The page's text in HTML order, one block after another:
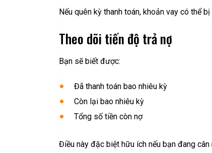
Nếu quên kỳ thanh toán, khoản vay có thể
Theo dõi tiến độ trả nợ
Bạn sẽ biết được:
Đã thanh toán bao nhiêu kỳ
Còn lại bao nhiêu kỳ
Tổng số tiền còn nợ
Điều này đặc biệt hữu ích nếu bạn đang cân